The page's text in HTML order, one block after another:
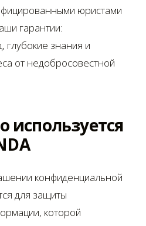
юристами
гарантии:
глубокие знания и
от недобросовестной
используется
конфиденциальной
для защиты
которой